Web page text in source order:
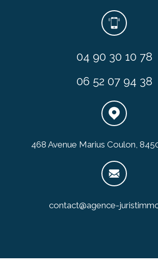
04 90 30 10 78
06 52 07 94 38
468 Avenue Marius Coulon,
contact@agence-